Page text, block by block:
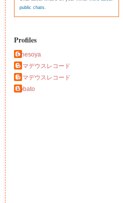
public chats.
Profiles
Ohesoya
アマデウスレコード
アマデウスレコード
kobato